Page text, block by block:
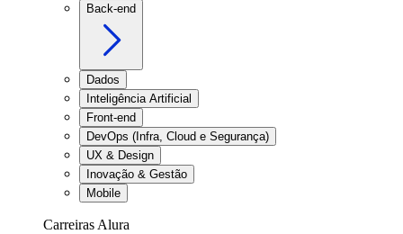
Back-end
Dados
Inteligência Artificial
Front-end
DevOps (Infra, Cloud e Segurança)
UX & Design
Inovação & Gestão
Mobile
Carreiras Alura